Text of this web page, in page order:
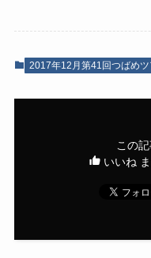
2017年12月第41回つばめツ
この
いいね